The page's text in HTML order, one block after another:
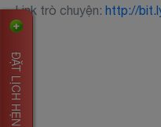
Link trò chuyện: http://
ĐẶT LỊCH HẸN